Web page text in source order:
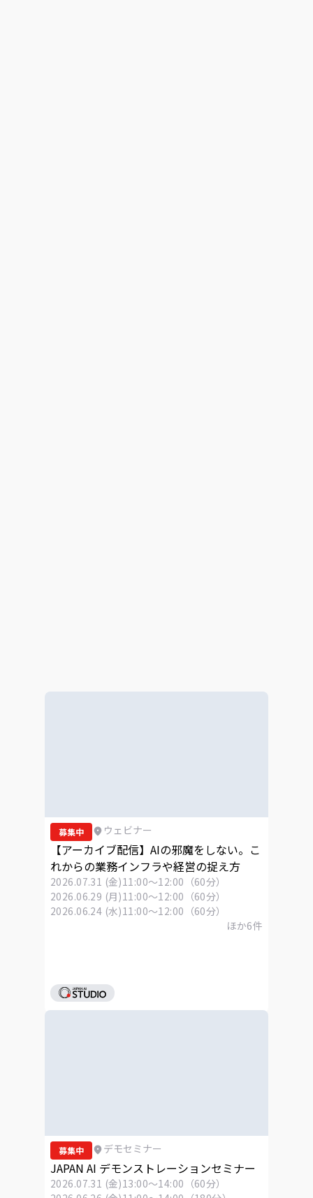
募集中 ウェビナー
【アーカイブ配信】AIの邪魔をしない。こ
れからの業務インフラや経営の捉え方
2026.07.31 (金)11:00～12:00（60分）
2026.06.29 (月)11:00～12:00（60分）
2026.06.24 (水)11:00～12:00（60分）
ほか6件
募集中 デモセミナー
JAPAN AI デモンストレーションセミナー
2026.07.31 (金)13:00～14:00（60分）